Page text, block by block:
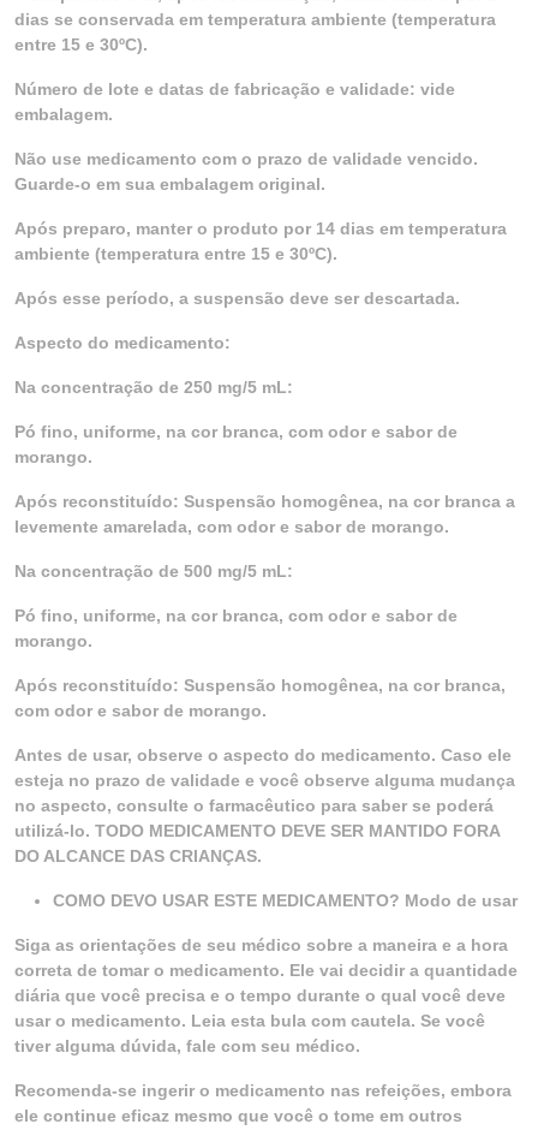
dias se conservada em temperatura ambiente (temperatura
entre 15 e 30ºC).
Número de lote e datas de fabricação e validade: vide
embalagem.
Não use medicamento com o prazo de validade vencido.
Guarde-o em sua embalagem original.
Após preparo, manter o produto por 14 dias em temperatura
ambiente (temperatura entre 15 e 30ºC).
Após esse período, a suspensão deve ser descartada.
Aspecto do medicamento:
Na concentração de 250 mg/5 mL:
Pó fino, uniforme, na cor branca, com odor e sabor de
morango.
Após reconstituído: Suspensão homogênea, na cor branca a
levemente amarelada, com odor e sabor de morango.
Na concentração de 500 mg/5 mL:
Pó fino, uniforme, na cor branca, com odor e sabor de
morango.
Após reconstituído: Suspensão homogênea, na cor branca,
com odor e sabor de morango.
Antes de usar, observe o aspecto do medicamento. Caso ele
esteja no prazo de validade e você observe alguma mudança
no aspecto, consulte o farmacêutico para saber se poderá
utilizá-lo. TODO MEDICAMENTO DEVE SER MANTIDO FORA
DO ALCANCE DAS CRIANÇAS.
COMO DEVO USAR ESTE MEDICAMENTO? Modo de usar
Siga as orientações de seu médico sobre a maneira e a hora
correta de tomar o medicamento. Ele vai decidir a quantidade
diária que você precisa e o tempo durante o qual você deve
usar o medicamento. Leia esta bula com cautela. Se você
tiver alguma dúvida, fale com seu médico.
Recomenda-se ingerir o medicamento nas refeições, embora
ele continue eficaz mesmo que você o tome em outros